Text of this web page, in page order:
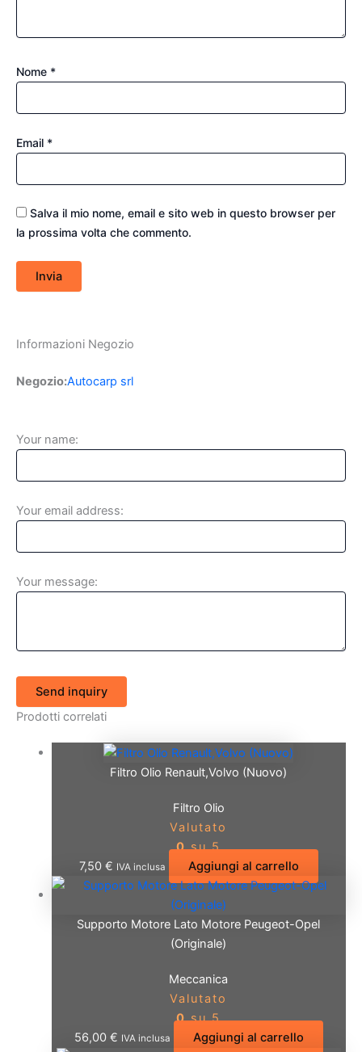
Nome *
Email *
Salva il mio nome, email e sito web in questo browser per
la prossima volta che commento.
Informazioni Negozio
Negozio:Autocarp srl
Your name:
Your email address:
Your message:
Send inquiry
Prodotti correlati
Filtro Olio Renault,Volvo (Nuovo)
Filtro Olio
Valutato
0su 5
7,50 € IVA inclusa Aggiungi al carrello
Supporto Motore Lato Motore Peugeot-Opel
(Originale)
Meccanica
Valutato
0su 5
56,00 € IVA inclusa Aggiungi al carrello